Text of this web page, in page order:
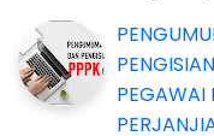
PEGAWAI